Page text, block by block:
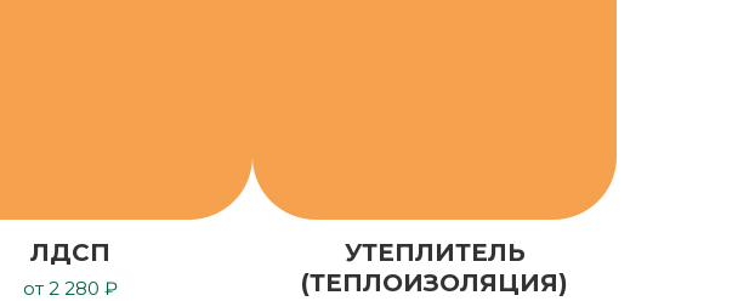
ЛДСП
от 2 280 ₽
УТЕПЛИТЕЛЬ
(ТЕПЛОИЗОЛЯЦИЯ)